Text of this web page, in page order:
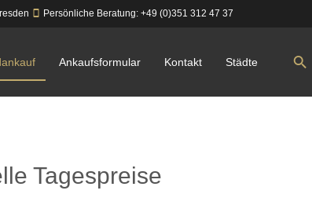
Persönliche Beratung: +49 (0)351 312 47 37
Ankaufsformular Kontakt Städte
Tagespreise